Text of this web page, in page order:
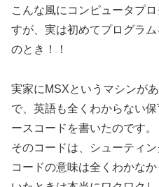
こんな風にコンピュータプ
すが、実は初めてプログラ
のとき！！
実家にMSXというマシンが
で、英語も全くわからない
ースコードを書いたのです。
そのコードは、シューティ
コードの意味は全くわかな